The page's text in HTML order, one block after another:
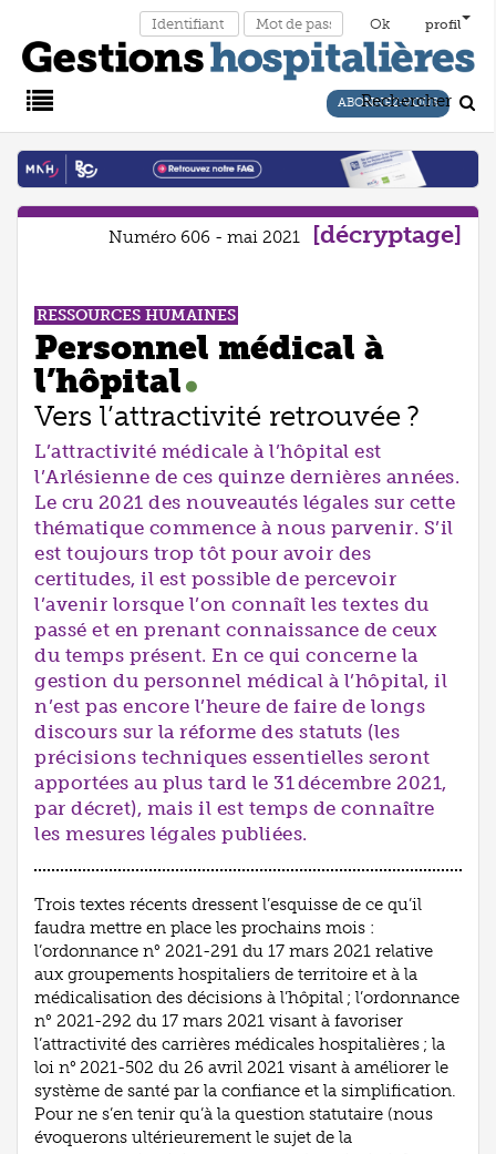
profil
Main
Menu
ABONNEZ-VOUS
Rechercher
Numéro 606 - mai 2021 décryptage
RESSOURCES HUMAINES
Personnel médical à
l’hôpital
Vers l’attractivité retrouvée ?
L’attractivité médicale à l’hôpital est
l’Arlésienne de ces quinze dernières années.
Le cru 2021 des nouveautés légales sur cette
thématique commence à nous parvenir. S’il
est toujours trop tôt pour avoir des
certitudes, il est possible de percevoir
l’avenir lorsque l’on connaît les textes du
passé et en prenant connaissance de ceux
du temps présent. En ce qui concerne la
gestion du personnel médical à l’hôpital, il
n’est pas encore l’heure de faire de longs
discours sur la réforme des statuts (les
précisions techniques essentielles seront
apportées au plus tard le 31 décembre 2021,
par décret), mais il est temps de connaître
les mesures légales publiées.
Trois textes récents dressent l’esquisse de ce qu’il
faudra mettre en place les prochains mois :
l’ordonnance n° 2021-291 du 17 mars 2021 relative
aux groupements hospitaliers de territoire et à la
médicalisation des décisions à l’hôpital ; l’ordonnance
n° 2021-292 du 17 mars 2021 visant à favoriser
l’attractivité des carrières médicales hospitalières ; la
loi n° 2021-502 du 26 avril 2021 visant à améliorer le
système de santé par la confiance et la simplification.
Pour ne s’en tenir qu’à la question statutaire (nous
évoquerons ultérieurement le sujet de la